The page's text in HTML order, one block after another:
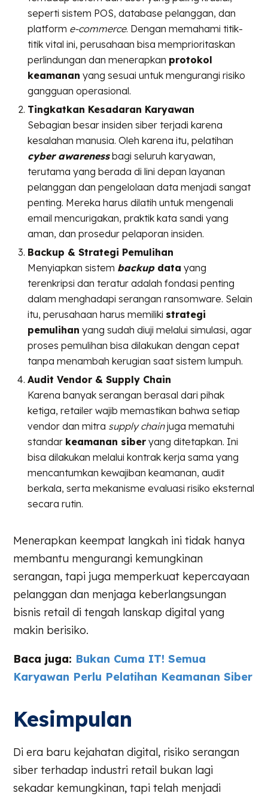
seperti sistem POS, database pelanggan, dan
platform e-commerce. Dengan memahami titik-
titik vital ini, perusahaan bisa memprioritaskan
perlindungan dan menerapkan protokol
keamanan yang sesuai untuk mengurangi risiko
gangguan operasional.
Tingkatkan Kesadaran Karyawan
Sebagian besar insiden siber terjadi karena
kesalahan manusia. Oleh karena itu, pelatihan
cyber awarenessbagi seluruh karyawan,
terutama yang berada di lini depan layanan
pelanggan dan pengelolaan data menjadi sangat
penting. Mereka harus dilatih untuk mengenali
email mencurigakan, praktik kata sandi yang
aman, dan prosedur pelaporan insiden.
Backup & Strategi Pemulihan
Menyiapkan sistem backupdata yang
terenkripsi dan teratur adalah fondasi penting
dalam menghadapi serangan ransomware. Selain
itu, perusahaan harus memiliki strategi
pemulihan yang sudah diuji melalui simulasi, agar
proses pemulihan bisa dilakukan dengan cepat
tanpa menambah kerugian saat sistem lumpuh.
Audit Vendor & Supply Chain
Karena banyak serangan berasal dari pihak
ketiga, retailer wajib memastikan bahwa setiap
vendor dan mitra supply chainjuga mematuhi
standar keamanan siber yang ditetapkan. Ini
bisa dilakukan melalui kontrak kerja sama yang
mencantumkan kewajiban keamanan, audit
berkala, serta mekanisme evaluasi risiko eksternal
secara rutin.
Menerapkan keempat langkah ini tidak hanya
membantu mengurangi kemungkinan
serangan, tapi juga memperkuat kepercayaan
pelanggan dan menjaga keberlangsungan
bisnis retail di tengah lanskap digital yang
makin berisiko.
Baca juga: Bukan Cuma IT! Semua
Karyawan Perlu Pelatihan Keamanan Siber
Kesimpulan
Di era baru kejahatan digital, risiko serangan
siber terhadap industri retail bukan lagi
sekadar kemungkinan, tapi telah menjadi